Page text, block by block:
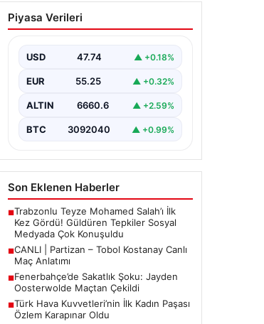
CANLI | Partizan – Tobol
Kostanay Canlı Maç
Piyasa Verileri
USD 47.74 ▲ +0.18%
EUR 55.25 ▲ +0.32%
ALTIN 6660.6 ▲ +2.59%
BTC 3092040 ▲ +0.99%
Son Eklenen Haberler
■Trabzonlu Teyze Mohamed Salah’ı İlk
Kez Gördü! Güldüren Tepkiler Sosyal
Medyada Çok Konuşuldu
■CANLI | Partizan – Tobol Kostanay Canlı
Maç Anlatımı
■Fenerbahçe’de Sakatlık Şoku: Jayden
Oosterwolde Maçtan Çekildi
■Türk Hava Kuvvetleri’nin İlk Kadın Paşası
Özlem Karapınar Oldu